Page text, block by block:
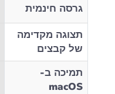
גרסה חינמית
תצוגה מקדימה
של קבצים
תמיכה ב-
macOS